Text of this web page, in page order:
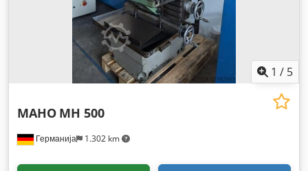
1 / 5
Германија 1.302 km
MAHO MH 500